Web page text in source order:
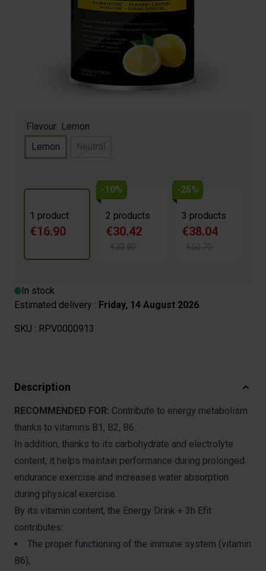
4.7/5 -3 reviews
Contribue au métabolisme énergétique normal
Contribue à la récupération d’une fonction musculaire
Accroît l’absorption d’eau durant l'exercice physique
Flavour Lemon
Lemon
Neutral
1 product
€16.90
-10%
2 products
€30.42
€33.80
-25%
3 products
€38.04
€50.70
In stock
Estimated delivery : Friday, 14 August 2026.
SKU : RPV0000913
Description
RECOMMENDED FOR: Contribute to energy metabolism
thanks to vitamins B1, B2, B6.
In addition, thanks to its carbohydrate and electrolyte
content, it helps maintain performance during prolonged
endurance exercise and increases water absorption
during physical exercise.
By its vitamin content, the Energy Drink + 3h Efit
contributes:
The proper functioning of the immune system (vitamin
B6),